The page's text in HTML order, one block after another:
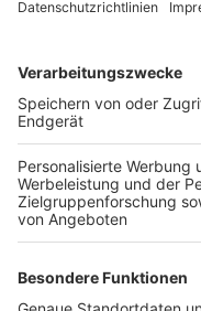
TOP-VEREINE
TOP-PARTNER